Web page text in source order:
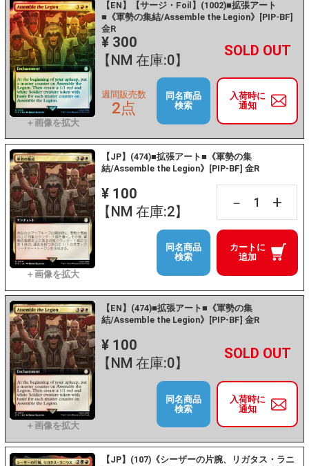
【EN】【サージ・Foil】(1002)■拡張アート
■《軍勢の集結/Assemble the Legion》[PIP-BF]
金R
¥ 300
【NM 在庫:0】
－ +
入荷時に
通知
週間販売数
2点
同名商品
検索
【JP】(474)■拡張アート■《軍勢の集
結/Assemble the Legion》[PIP-BF] 金R
¥ 100
【NM 在庫:2】
－ +
カートに
追加
同名商品
検索
【EN】(474)■拡張アート■《軍勢の集
結/Assemble the Legion》[PIP-BF] 金R
¥ 100
【NM 在庫:0】
－ +
入荷時に
通知
同名商品
検索
【JP】(107)《シーザーの片腕、リガタス・ラニ